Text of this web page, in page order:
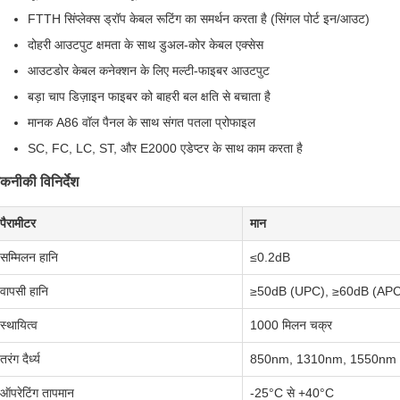
FTTH सिंप्लेक्स ड्रॉप केबल रूटिंग का समर्थन करता है (सिंगल पोर्ट इन/आउट)
दोहरी आउटपुट क्षमता के साथ डुअल-कोर केबल एक्सेस
आउटडोर केबल कनेक्शन के लिए मल्टी-फाइबर आउटपुट
बड़ा चाप डिज़ाइन फाइबर को बाहरी बल क्षति से बचाता है
मानक A86 वॉल पैनल के साथ संगत पतला प्रोफाइल
SC, FC, LC, ST, और E2000 एडेप्टर के साथ काम करता है
विनिर्देश
पैरामीटर मान
सम्मिलन हानि ≤0.2dB
वापसी हानि ≥50dB (UPC), ≥60dB
स्थायित्व 1000 मिलन चक्र
तरंग दैर्ध्य 850nm, 1310nm, 1550nm
ऑपरेटिंग तापमान -25°C से +40°C